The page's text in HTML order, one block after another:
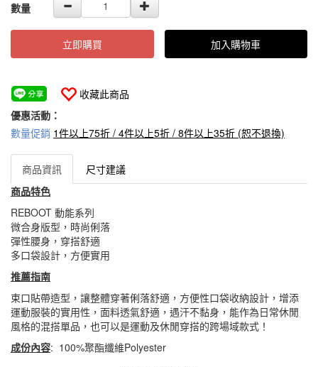
數量
立即購買 加入購物車
收藏此商品
優惠活動：
數量促銷 1件以上75折 / 4件以上5折 / 8件以上35折 (恕不退換)
商品資訊
尺寸建議
商品特色
REBOOT 動能系列
微合身版型，時尚俐落
彈性腰身，穿搭舒適
多口袋設計，方便實用
推薦指南
束口貼帶造型，讓整體穿著俐落舒適，方便性口袋收納設計，增添
運動服裝的實用性，面料透氣舒適，遇汗不黏身，能作為日常休閒
風格的混搭單品，也可以是運動及休閒穿搭的跨場域款式！
成份內容: 100%聚酯纖維Polyester